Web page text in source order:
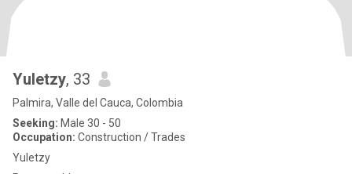
Yuletzy, 33
Palmira, Valle del Cauca, Colombia
Seeking: Male 30 - 50
Occupation: Construction / Trades
Yuletzy